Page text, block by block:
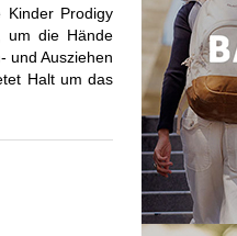
Kinder Prodigy
um die Hände
und Ausziehen
Halt um das